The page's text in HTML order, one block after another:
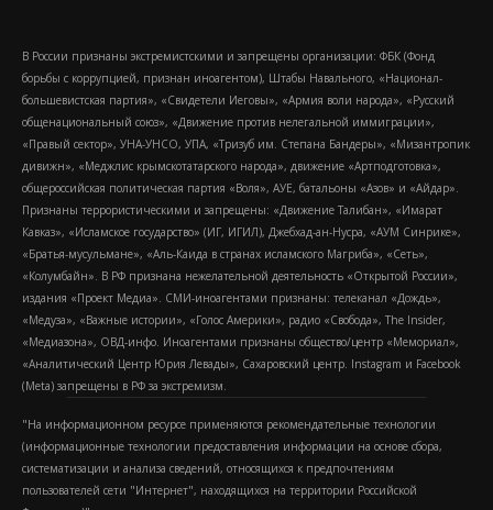
В России признаны экстремистскими и запрещены организации: ФБК (Фонд
борьбы с коррупцией, признан иноагентом), Штабы Навального, «Национал-
большевистская партия», «Свидетели Иеговы», «Армия воли народа», «Русский
общенациональный союз», «Движение против нелегальной иммиграции»,
«Правый сектор», УНА-УНСО, УПА, «Тризуб им. Степана Бандеры», «Мизантропик
дивижн», «Меджлис крымскотатарского народа», движение «Артподготовка»,
общероссийская политическая партия «Воля», АУЕ, батальоны «Азов» и «Айдар».
Признаны террористическими и запрещены: «Движение Талибан», «Имарат
Кавказ», «Исламское государство» (ИГ, ИГИЛ), Джебхад-ан-Нусра, «АУМ Синрике»,
«Братья-мусульмане», «Аль-Каида в странах исламского Магриба», «Сеть»,
«Колумбайн». В РФ признана нежелательной деятельность «Открытой России»,
издания «Проект Медиа». СМИ-иноагентами признаны: телеканал «Дождь»,
«Медуза», «Важные истории», «Голос Америки», радио «Свобода», The Insider,
«Медиазона», ОВД-инфо. Иноагентами признаны общество/центр «Мемориал»,
«Аналитический Центр Юрия Левады», Сахаровский центр. Instagram и Facebook
(Metа) запрещены в РФ за экстремизм.
"На информационном ресурсе применяются рекомендательные технологии
(информационные технологии предоставления информации на основе сбора,
систематизации и анализа сведений, относящихся к предпочтениям
пользователей сети "Интернет", находящихся на территории Российской